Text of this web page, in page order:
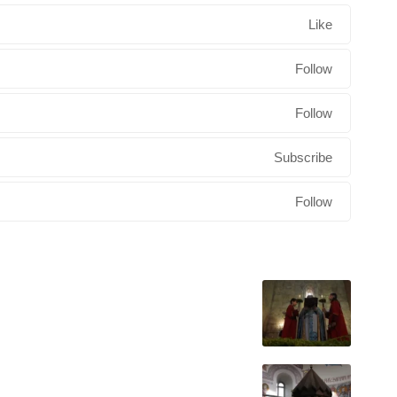
Like
Follow
Follow
Subscribe
Follow